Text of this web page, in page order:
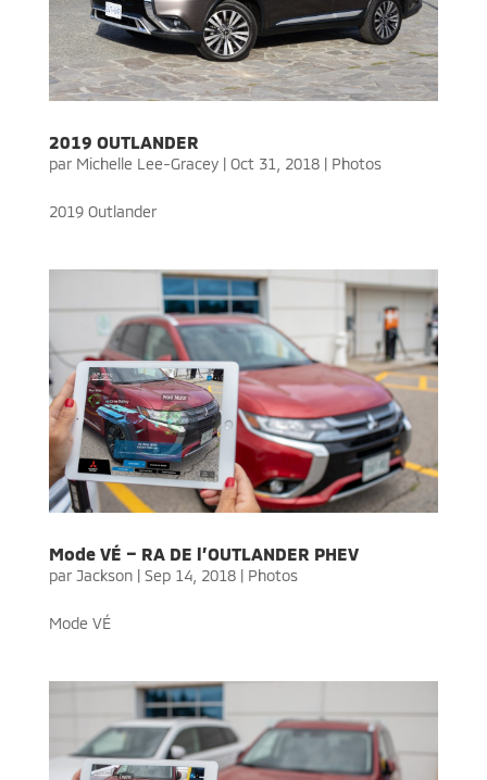
2019 OUTLANDER
par Michelle Lee-Gracey| Oct 31, 2018| Photos
2019 Outlander
Mode VÉ – RA DE l’OUTLANDER PHEV
par Jackson| Sep 14, 2018| Photos
Mode VÉ